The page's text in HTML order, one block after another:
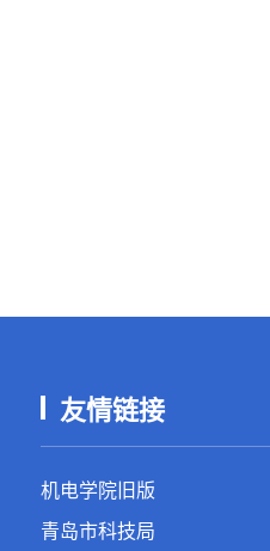
友情链接
机电学院旧版
青岛市科技局